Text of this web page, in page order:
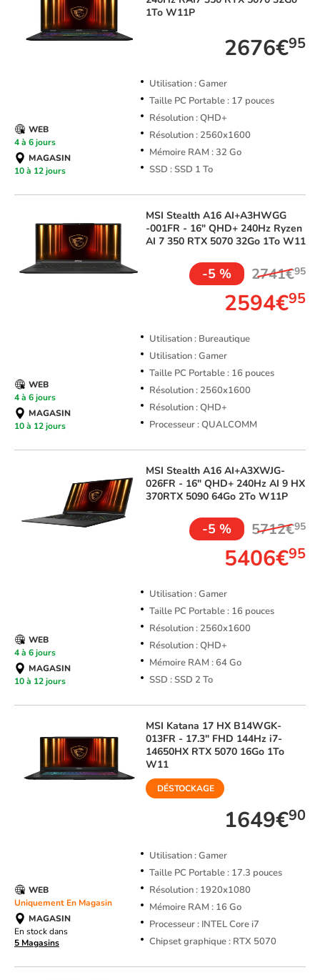
1To W11P
2676€95
Utilisation : Gamer
Taille PC Portable : 17 pouces
Résolution : QHD+
Résolution : 2560x1600
Mémoire RAM : 32 Go
SSD : SSD 1 To
WEB
4 à 6 jours
MAGASIN
10 à 12 jours
MSI Stealth A16 AI+A3HWGG
-001FR - 16" QHD+ 240Hz Ryzen
AI 7 350 RTX 5070 32Go 1To W11
-5 % 2741€95
2594€95
Utilisation : Bureautique
Utilisation : Gamer
Taille PC Portable : 16 pouces
Résolution : 2560x1600
Résolution : QHD+
Processeur : QUALCOMM
WEB
4 à 6 jours
MAGASIN
10 à 12 jours
MSI Stealth A16 AI+A3XWJG-
026FR - 16" QHD+ 240Hz AI 9 HX
370RTX 5090 64Go 2To W11P
-5 % 5712€95
5406€95
Utilisation : Gamer
Taille PC Portable : 16 pouces
Résolution : 2560x1600
Résolution : QHD+
Mémoire RAM : 64 Go
SSD : SSD 2 To
WEB
4 à 6 jours
MAGASIN
10 à 12 jours
MSI Katana 17 HX B14WGK-
013FR - 17.3" FHD 144Hz i7-
14650HX RTX 5070 16Go 1To
W11
DÉSTOCKAGE
1649€90
Utilisation : Gamer
Taille PC Portable : 17.3 pouces
Résolution : 1920x1080
Mémoire RAM : 16 Go
Processeur : INTEL Core i7
Chipset graphique : RTX 5070
WEB
Uniquement En Magasin
MAGASIN
En stock dans
5 Magasins